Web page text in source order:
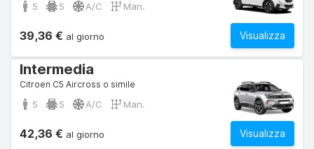
5 5 A/C Man.
Visualizza
39,36 € al giorno
Intermedia
Citroen C5 Aircross o simile
5 5 A/C Man.
Visualizza
42,36 € al giorno